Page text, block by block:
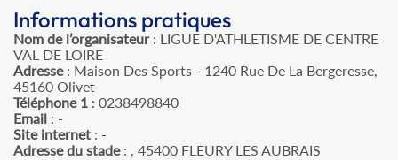
Informations pratiques
Nom de l’organisateur: LIGUE D'ATHLETISME DE CENTRE
VAL DE LOIRE
Adresse: Maison Des Sports - 1240 Rue De La Bergeresse,
45160 Olivet
Téléphone 1 : 0238498840
Email : -
Site internet : -
Adresse du stade: , 45400 FLEURY LES AUBRAIS